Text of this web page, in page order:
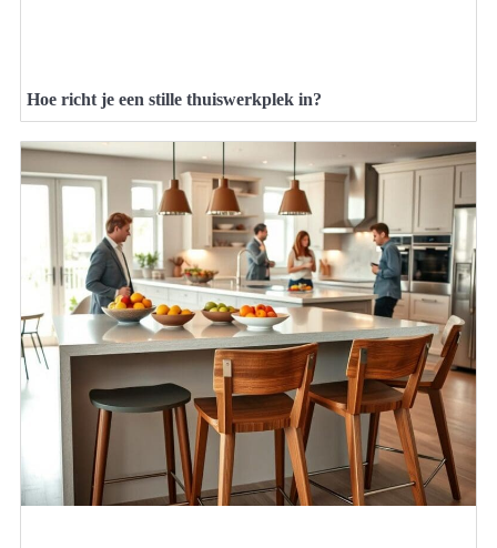
Hoe richt je een stille thuiswerkplek in?